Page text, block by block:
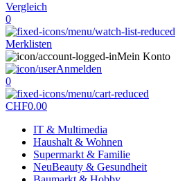
Vergleich
0
Merklisten
Mein Konto
Anmelden
0
CHF0.00
IT & Multimedia
Haushalt & Wohnen
Supermarkt & Familie
NeuBeauty & Gesundheit